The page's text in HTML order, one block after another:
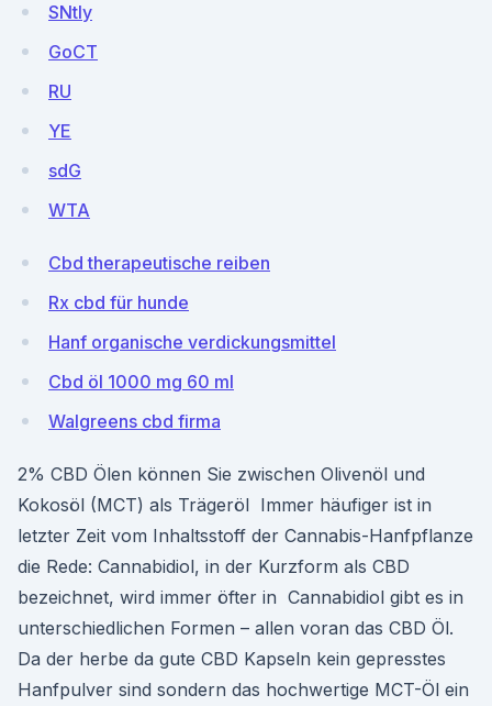
SNtly
GoCT
RU
YE
sdG
WTA
Cbd therapeutische reiben
Rx cbd für hunde
Hanf organische verdickungsmittel
Cbd öl 1000 mg 60 ml
Walgreens cbd firma
2% CBD Ölen können Sie zwischen Olivenöl und
Kokosöl (MCT) als Trägeröl Immer häufiger ist in
letzter Zeit vom Inhaltsstoff der Cannabis-Hanfpflanze
die Rede: Cannabidiol, in der Kurzform als CBD
bezeichnet, wird immer öfter in Cannabidiol gibt es in
unterschiedlichen Formen – allen voran das CBD Öl.
Da der herbe da gute CBD Kapseln kein gepresstes
Hanfpulver sind sondern das hochwertige MCT-Öl ein